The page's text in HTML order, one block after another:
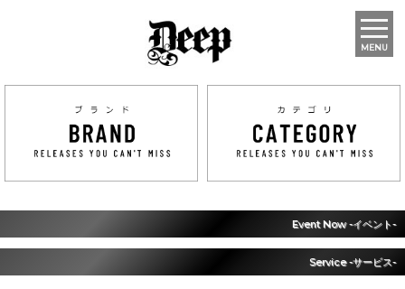
MENU
Event Now -イベント-
Service -サービス-